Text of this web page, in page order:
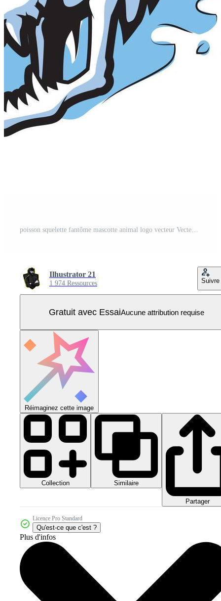
poisson squelette fantôme mascotte animal logo vecteur Vecteur Pro
Ilhustrator 21
1 974 Ressources Suivre
Gratuit avec EssaiAucune attribution requise
Réimaginez cette image
Collection Similaire
Partager
Licence Pro Standard
Qu'est-ce que c'est ?
Plus d'infos